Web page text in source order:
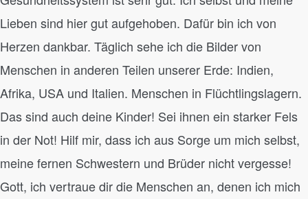
Lieben sind hier gut aufgehoben. Dafür bin ich von
Herzen dankbar. Täglich sehe ich die Bilder von
Menschen in anderen Teilen unserer Erde: Indien,
Afrika, USA und Italien. Menschen in Flüchtlingslagern.
Das sind auch deine Kinder! Sei ihnen ein starker Fels
in der Not! Hilf mir, dass ich aus Sorge um mich selbst,
meine fernen Schwestern und Brüder nicht vergesse!
Gott, ich vertraue dir die Menschen an, denen ich mich